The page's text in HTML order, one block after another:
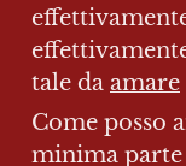
tale da amare
Come posso
minima parte